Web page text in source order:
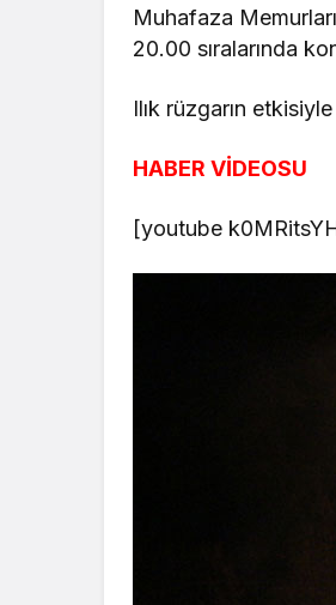
Muhafaza
20.00 sıralarında
Ilık rüzgarın
HABER VİDEOSU
[youtube